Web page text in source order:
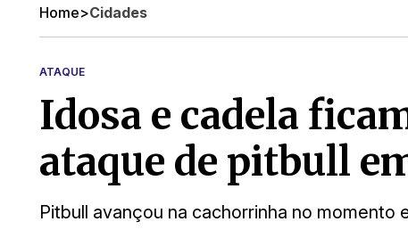
Home>Cidades
ATAQUE
Idosa e cadela
ataque de pitbull
Pitbull avançou na cachorrinha no momento